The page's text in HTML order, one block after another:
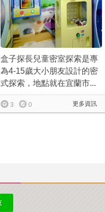
盒子探長兒童密室探索是專
為4-15歲大小朋友設計的密
式探索，地點就在宜蘭市...
更多資訊
3 0